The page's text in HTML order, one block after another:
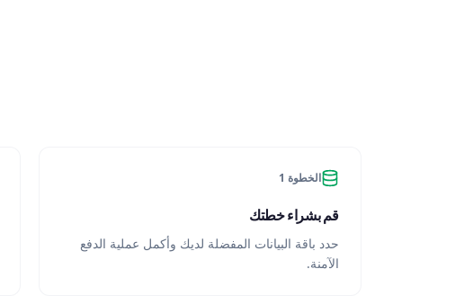
الخطوة 1
قم بشراء خطتك
حدد باقة البيانات المفضلة لديك وأكمل عملية الدفع
الآمنة.